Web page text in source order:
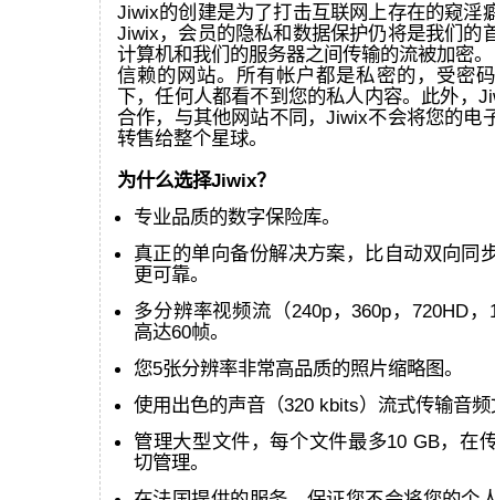
Jiwix的创建是为了打击互联网上存在的窥淫
Jiwix，会员的隐私和数据保护仍将是我们的
计算机和我们的服务器之间传输的流被加密
信赖的网站。所有帐户都是私密的，受密
下，任何人都看不到您的私人内容。此外，
合作，与其他网站不同，Jiwix不会将您的电
转售给整个星球。
为什么选择Jiwix？
专业品质的数字保险库。
真正的单向备份解决方案，比自动双向同
更可靠。
多分辨率视频流（240p，360p，720HD
高达60帧。
您5张分辨率非常高品质的照片缩略图。
使用出色的声音（320 kbits）流式传输音
管理大型文件，每个文件最多10 GB，在
切管理。